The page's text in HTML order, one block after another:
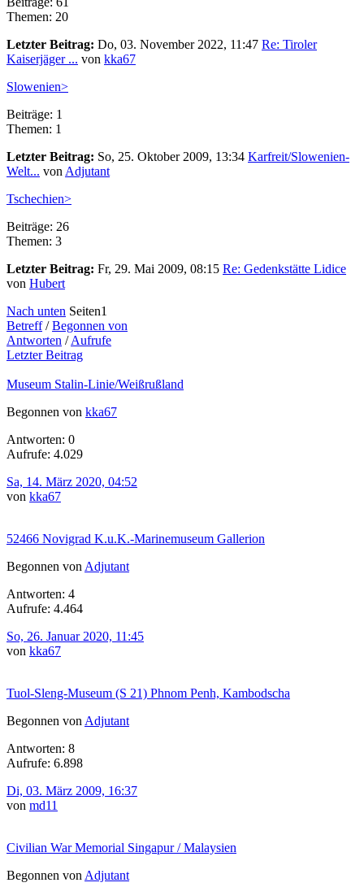
Themen: 20
Letzter Beitrag: Do, 03. November 2022, 11:47 Re: Tiroler
Kaiserjäger ... von kka67
Slowenien>
Beiträge: 1
Themen: 1
Letzter Beitrag: So, 25. Oktober 2009, 13:34 Karfreit/Slowenien-
Welt... von Adjutant
Tschechien>
Beiträge: 26
Themen: 3
Letzter Beitrag: Fr, 29. Mai 2009, 08:15 Re: Gedenkstätte Lidice
von Hubert
Nach unten Seiten1
Betreff/Begonnen von
Antworten /Aufrufe
Letzter Beitrag
Museum Stalin-Linie/Weißrußland
Begonnen von kka67
Antworten: 0
Aufrufe: 4.029
Sa, 14. März 2020, 04:52
von kka67
52466 Novigrad K.u.K.-Marinemuseum Gallerion
Begonnen von Adjutant
Antworten: 4
Aufrufe: 4.464
So, 26. Januar 2020, 11:45
von kka67
Tuol-Sleng-Museum (S 21) Phnom Penh, Kambodscha
Begonnen von Adjutant
Antworten: 8
Aufrufe: 6.898
Di, 03. März 2009, 16:37
von md11
Civilian War Memorial Singapur / Malaysien
Begonnen von Adjutant